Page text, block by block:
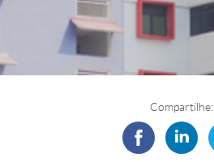
Compartilhe: